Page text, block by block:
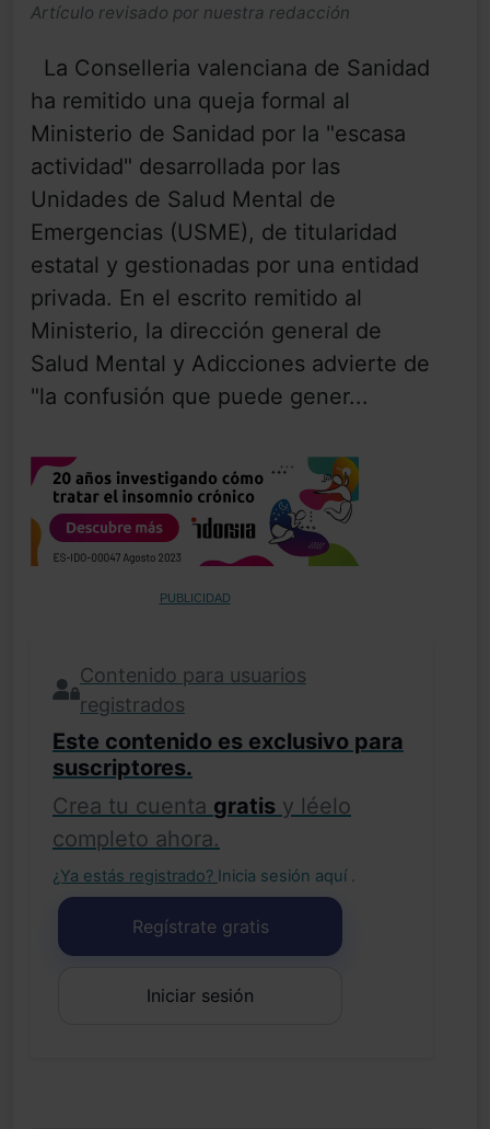
Artículo revisado por nuestra redacción
La Conselleria valenciana de Sanidad
ha remitido una queja formal al
Ministerio de Sanidad por la "escasa
actividad" desarrollada por las
Unidades de Salud Mental de
Emergencias (USME), de titularidad
estatal y gestionadas por una entidad
privada. En el escrito remitido al
Ministerio, la dirección general de
Salud Mental y Adicciones advierte de
"la confusión que puede gener...
PUBLICIDAD
Contenido para usuarios
registrados
Este contenido es exclusivo para
suscriptores.
Crea tu cuenta gratis y léelo
completo ahora.
¿Ya estás registrado? Inicia sesión aquí .
Regístrate gratis
Iniciar sesión